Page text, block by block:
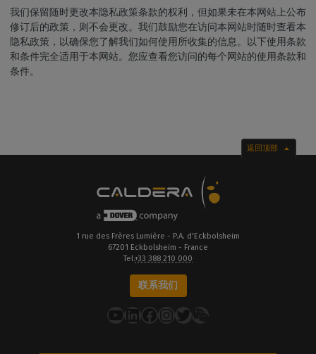
我们保留随时更改本隐私政策条款的权利，但如果未在本网站上公布
修订后的政策，则不会更改。我们鼓励您在访问本网站时随时查看本
隐私政策，以确保您了解我们如何使用所收集的信息。以下使用条款
和条件完全适用于本网站。您应查看您访问的每个网站的使用条款和
条件。
返回顶部
1 rue des Frères Lumière - P.A. d'Eckbolsheim
67201 Eckbolsheim - France
Tel.+33 388 210 000
联系我们
YouTube
LinkedIn
在 Facebook 上Instagram
推特